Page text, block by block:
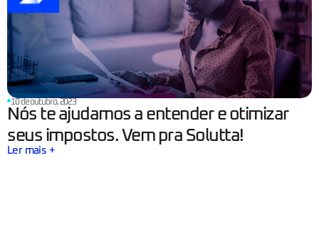
10 de outubro, 2023
Nós te ajudamos a entender e otimizar
seus impostos. Vem pra Solutta!
Ler mais +